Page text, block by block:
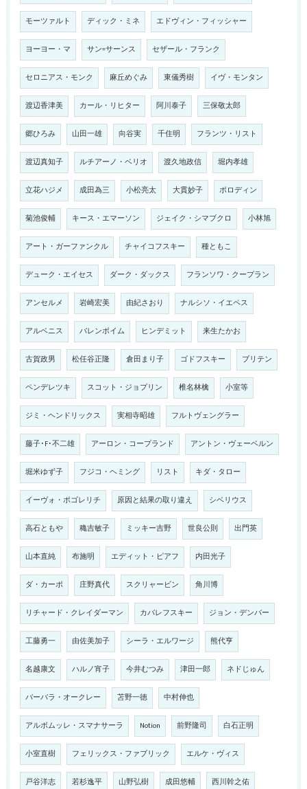
モーツァルト ディック・ミネ エドヴィン・フィッシャー
ヨーヨー・マ サン=サーンス セザール・フランク
セロニアス・モンク 麻丘めぐみ 東儀秀樹 イヴ・モンタン
渡辺香津美 カール・リヒター 阿川泰子 三保敬太郎
郷ひろみ 山田一雄 向谷実 千住明 フランツ・リスト
渡辺真知子 ルチアーノ・ベリオ 渡久地政信 堀内孝雄
立花ハジメ 成田為三 小松亮太 大貫妙子 ボロディン
菊池俊輔 キース・エマーソン ジェイク・シマブクロ 小林旭
アート・ガーファンクル チャイコフスキー 種ともこ
デューク・エイセス ダーク・ダックス フランソワ・クープラン
アンセルメ 岩崎宏美 由紀さおり ナルシソ・イエペス
アルベニス バレンボイム ヒンデミット 来生たかお
古賀政男 松任谷正隆 倉田まり子 ゴドフスキー ブリテン
ペンデレツキ スコット・ジョプリン 椎名林檎 小室等
ジミ・ヘンドリックス 実相寺昭雄 フルトヴェングラー
藤子･F･不二雄 アーロン・コープランド アントン・ヴェーベルン
堀米ゆず子 フジコ・ヘミング リスト キダ・タロー
イーヴォ・ポゴレリチ 原因と結果の取り違え シベリウス
高石ともや 穐吉敏子 ミッキー吉野 世良公則 出門英
山本直純 布施明 エディット・ピアフ 内田光子
ダ・カーポ 庄野真代 スクリャービン 角川博
リチャード・クレイダーマン カバレフスキー ジョン・デンバー
工藤勇一 由佐美加子 シーラ・エルワージ 熊代亨
名越康文 ハルノ宵子 今井むつみ 津田一郎 ネドじゅん
バーバラ・オークレー 苫野一徳 中村伸也
アルボムッレ・スマナサーラ Notion 前野隆司 白石正明
小室直樹 フェリックス・ファブリック エルケ・ヴィス
戸谷洋志 若杉逸平 山野弘樹 成田悠輔 西川幹之佑